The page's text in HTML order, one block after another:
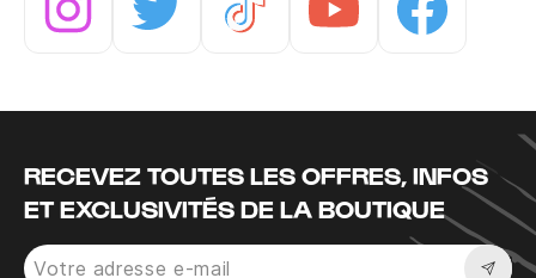
RECEVEZ TOUTES LES OFFRES, INFOS
ET EXCLUSIVITÉS DE LA BOUTIQUE